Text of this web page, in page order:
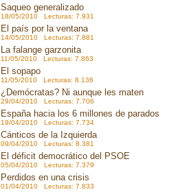
Saqueo generalizado
18/05/2010 Lecturas: 7.931
El país por la ventana
14/05/2010 Lecturas: 7.881
La falange garzonita
11/05/2010 Lecturas: 7.863
El sopapo
11/05/2010 Lecturas: 8.136
¿Demócratas? Ni aunque les maten
29/04/2010 Lecturas: 7.706
España hacia los 6 millones de parados
19/04/2010 Lecturas: 7.734
Cánticos de la Izquierda
09/04/2010 Lecturas: 8.381
El déficit democrático del PSOE
05/04/2010 Lecturas: 7.379
Perdidos en una crisis
01/04/2010 Lecturas: 7.833